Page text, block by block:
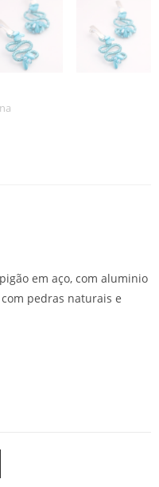
em aço, com aluminio
pedras naturais e